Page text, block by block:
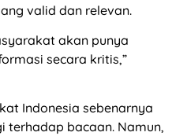
valid dan relevan.
akan punya
secara kritis,”
Indonesia sebenarnya
bacaan. Namun,